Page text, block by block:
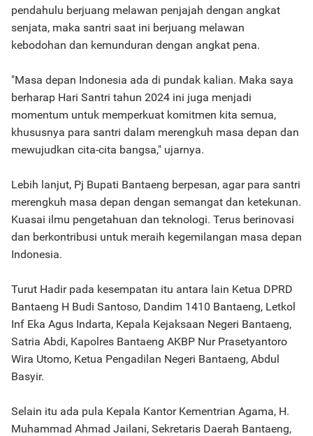
pendahulu berjuang melawan penjajah dengan angkat
senjata, maka santri saat ini berjuang melawan
kebodohan dan kemunduran dengan angkat pena.
"Masa depan Indonesia ada di pundak kalian. Maka saya
berharap Hari Santri tahun 2024 ini juga menjadi
momentum untuk memperkuat komitmen kita semua,
khususnya para santri dalam merengkuh masa depan dan
mewujudkan cita-cita bangsa," ujarnya.
Lebih lanjut, Pj Bupati Bantaeng berpesan, agar para santri
merengkuh masa depan dengan semangat dan ketekunan.
Kuasai ilmu pengetahuan dan teknologi. Terus berinovasi
dan berkontribusi untuk meraih kegemilangan masa depan
Indonesia.
Turut Hadir pada kesempatan itu antara lain Ketua DPRD
Bantaeng H Budi Santoso, Dandim 1410 Bantaeng, Letkol
Inf Eka Agus Indarta, Kepala Kejaksaan Negeri Bantaeng,
Satria Abdi, Kapolres Bantaeng AKBP Nur Prasetyantoro
Wira Utomo, Ketua Pengadilan Negeri Bantaeng, Abdul
Basyir.
Selain itu ada pula Kepala Kantor Kementrian Agama, H.
Muhammad Ahmad Jailani, Sekretaris Daerah Bantaeng,